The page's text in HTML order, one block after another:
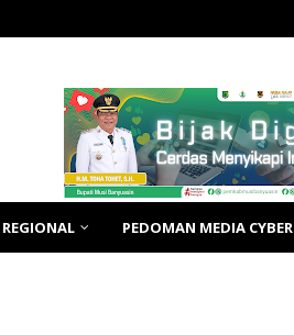
REGIONAL PEDOMAN MEDIA CYBER